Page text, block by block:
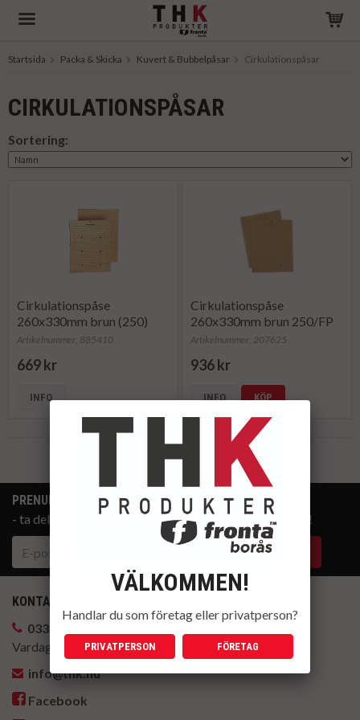
Startsida Packa & Skicka Kuvert & Bubbelpåsar Cirkulationspåsar
CIRKULATIONSPÅSAR
Sortering:
Cirkulationspåse
260x330mm brun (250)
Artikelnummer: 885410
669 kr
INFO
Cirkulationspåse
260x330mm brun 250/FP
Artikelnummer: 207625
936 kr
INFO KÖP
Till Kassan
PRENUMERERA PÅ NYHETSBREVET
- ta del av våra bästa erbjudanden och produktnyheter!
KONTAKTA OSS
033-14 88 22
Vardagar kl. 8-17
info@thk.nu
Facebook
VÄLKOMMEN!
Handlar du som företag eller privatperson?
PRIVATPERSON FÖRETAG